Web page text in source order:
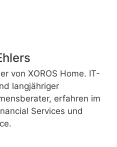
von XOROS Home. IT-
langjähriger
erfahren im
Services und